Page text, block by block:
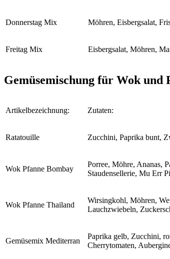
Donnerstag Mix Möhren, Eisbergsalat,
Freitag Mix Eisbergsalat, Möhren,
Gemüsemischung für Wok und
Artikelbezeichnung: Zutaten:
Ratatouille Zucchini, Paprika bunt,
Wok Pfanne Bombay
Porree, Möhre, Ananas,
Staudensellerie, Mu Err
Wok Pfanne Thailand
Wirsingkohl, Möhren,
Lauchzwiebeln,
Gemüsemix Mediterran
Paprika gelb, Zucchini,
Cherrytomaten,